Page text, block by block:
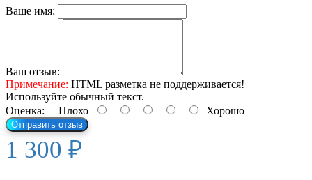
Ваше имя:
Ваш отзыв:
Примечание: HTML разметка не поддерживается!
Используйте обычный текст.
Оценка: Плохо Хорошо
Отправить отзыв
1 300 ₽